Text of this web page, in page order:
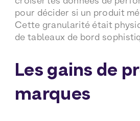
pour décider si un produit
Cette granularité était
de tableaux de bord
Les gains de
marques